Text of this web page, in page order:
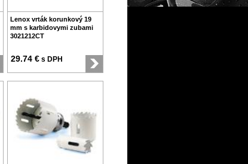
Lenox vrták korunkový 19
mm s karbidovymi zubami
3021212CT
29.74 € s DPH